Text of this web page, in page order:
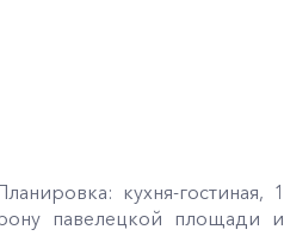
кухня-гостиная, 1
павелецкой площади и